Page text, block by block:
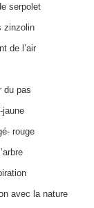
serpolet
zinzolin
de l’air
du pas
jaune
rouge
avec la nature